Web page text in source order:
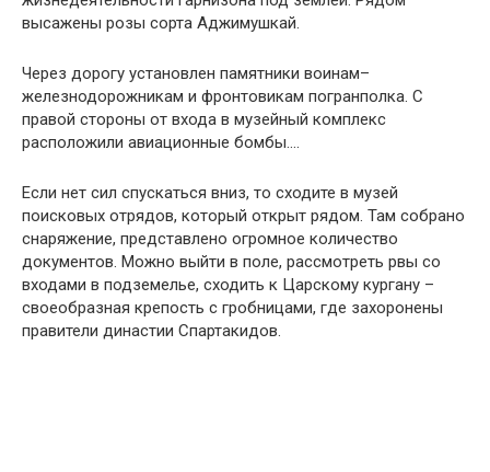
высажены розы сорта Аджимушкай.
Через дорогу установлен памятники воинам–
железнодорожникам и фронтовикам погранполка. С
правой стороны от входа в музейный комплекс
расположили авиационные бомбы….
Если нет сил спускаться вниз, то сходите в музей
поисковых отрядов, который открыт рядом. Там собрано
снаряжение, представлено огромное количество
документов. Можно выйти в поле, рассмотреть рвы со
входами в подземелье, сходить к Царскому кургану –
своеобразная крепость с гробницами, где захоронены
правители династии Спартакидов.